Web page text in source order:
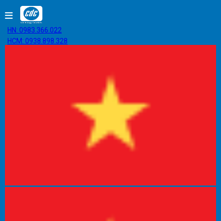
HN: 0983.366.022
HCM: 0938.898.328